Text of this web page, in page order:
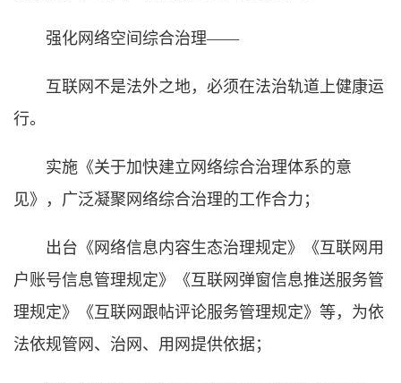
强化网络空间综合治理——
互联网不是法外之地，必须在法治轨道上健康运
行。
实施《关于加快建立网络综合治理体系的意
见》，广泛凝聚网络综合治理的工作合力；
出台《网络信息内容生态治理规定》《互联网用
户账号信息管理规定》《互联网弹窗信息推送服务管
理规定》《互联网跟帖评论服务管理规定》等，为依
法依规管网、治网、用网提供依据；